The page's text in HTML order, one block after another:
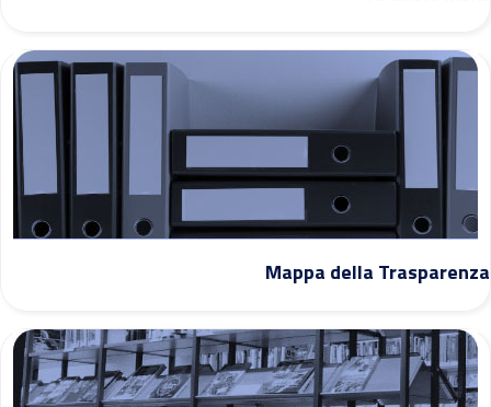
Mappa della Trasparenza